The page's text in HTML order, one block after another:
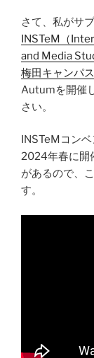
さて、私がサ
INSTeM（
and Media
梅田キャンパス
Autumを開催
さい。
INSTeMコンベ
2024年春に開
があるので、
す。